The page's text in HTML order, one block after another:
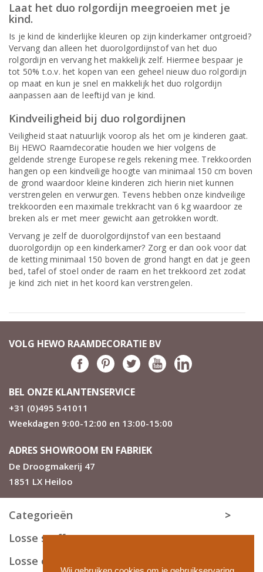
Laat het duo rolgordijn meegroeien met je
kind.
Is je kind de kinderlijke kleuren op zijn kinderkamer ontgroeid?
Vervang dan alleen het duorolgordijnstof van het duo
rolgordijn en vervang het makkelijk zelf. Hiermee bespaar je
tot 50% t.o.v. het kopen van een geheel nieuw duo rolgordijn
op maat en kun je snel en makkelijk het duo rolgordijn
aanpassen aan de leeftijd van je kind.
Kindveiligheid bij duo rolgordijnen
Veiligheid staat natuurlijk voorop als het om je kinderen gaat.
Bij HEWO Raamdecoratie houden we hier volgens de
geldende strenge Europese regels rekening mee. Trekkoorden
hangen op een kindveilige hoogte van minimaal 150 cm boven
de grond waardoor kleine kinderen zich hierin niet kunnen
verstrengelen en verwurgen. Tevens hebben onze kindveilige
trekkoorden een maximale trekkracht van 6 kg waardoor ze
breken als er met meer gewicht aan getrokken wordt.
Vervang je zelf de duorolgordijnstof van een bestaand
duorolgordijn op een kinderkamer? Zorg er dan ook voor dat
de ketting minimaal 150 boven de grond hangt en dat je geen
bed, tafel of stoel onder de raam en het trekkoord zet zodat
je kind zich niet in het koord kan verstrengelen.
VOLG HEWO RAAMDECORATIE BV
BEL ONZE KLANTENSERVICE
+31 (0)495 541011
Weekdagen 9:00-12:00 en 13:00-15:00
ADRES SHOWROOM EN FABRIEK
De Droogmakerij 47
1851 LX Heiloo
Categorieën
Losse stoffen
Losse onderdelen